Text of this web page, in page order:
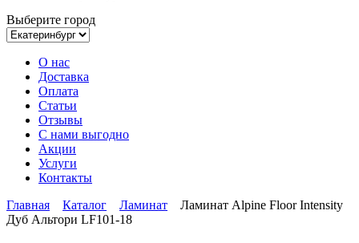
Выберите город
О нас
Доставка
Оплата
Статьи
Отзывы
С нами выгодно
Акции
Услуги
Контакты
Главная
Каталог Ламинат
Ламинат Alpine Floor Intensity
Дуб Альтори LF101-18